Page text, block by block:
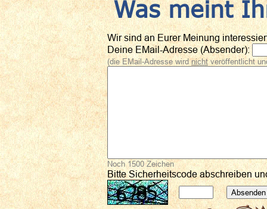
Was meint
Wir sind an Eurer Meinung
Deine EMail-Adresse (Absender):
(die EMail-Adresse wirdnichtveröffentlicht
Noch1500Zeichen
Bitte Sicherheitscode abschreiben